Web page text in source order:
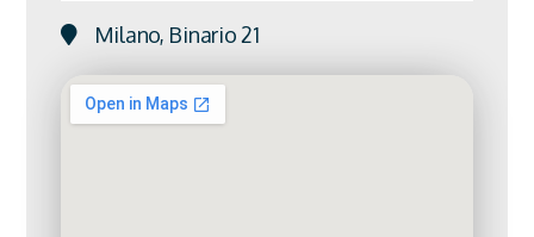
Milano, Binario 21